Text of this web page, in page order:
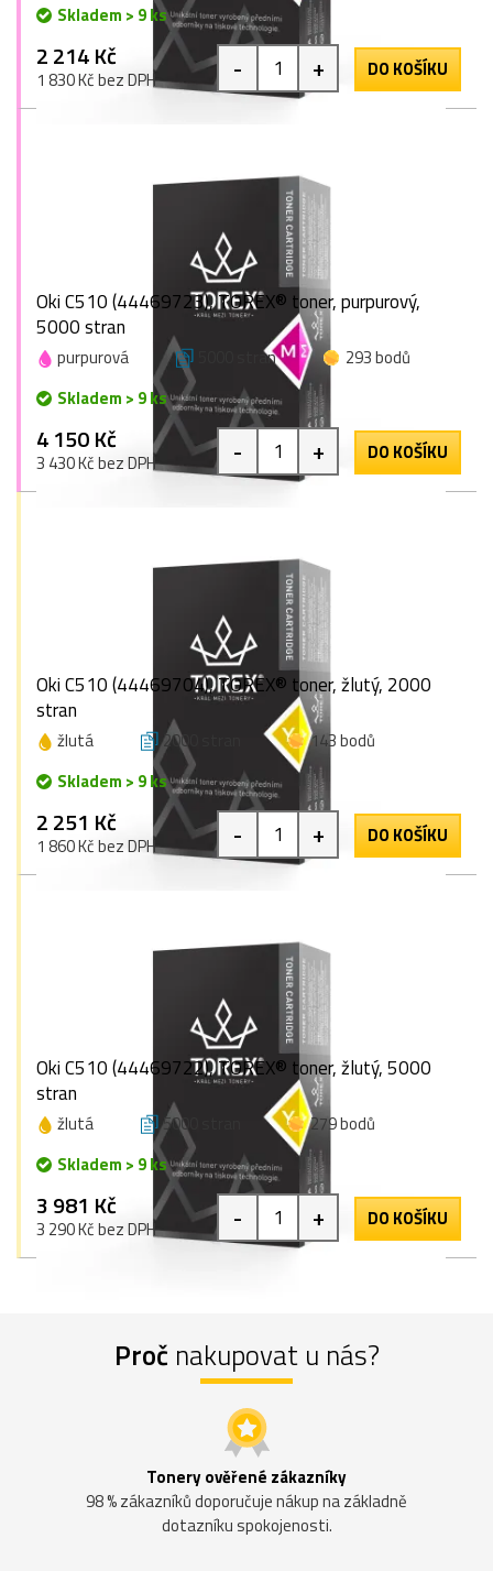
Skladem > 9 ks
2 214 Kč
1 830 Kč bez DPH - + DO KOŠÍKU
Oki C510 (44469723), TOREX® toner, purpurový,
5000 stran
purpurová 5000 stran
293 bodů
Skladem > 9 ks
4 150 Kč
3 430 Kč bez DPH - + DO KOŠÍKU
Oki C510 (44469704), TOREX® toner, žlutý, 2000
stran
žlutá 2000 stran
143 bodů
Skladem > 9 ks
2 251 Kč
1 860 Kč bez DPH - + DO KOŠÍKU
Oki C510 (44469722), TOREX® toner, žlutý, 5000
stran
žlutá 5000 stran
279 bodů
Skladem > 9 ks
3 981 Kč
3 290 Kč bez DPH - + DO KOŠÍKU
Proč nakupovat u nás?
Tonery ověřené zákazníky
98 % zákazníků doporučuje nákup na základně
dotazníku spokojenosti.